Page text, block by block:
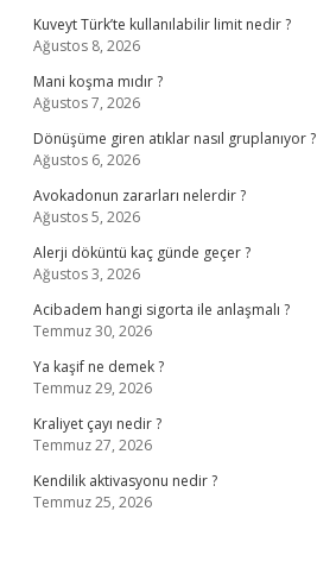
Kuveyt Türk’te kullanılabilir limit nedir ?
Ağustos 8, 2026
Mani koşma mıdır ?
Ağustos 7, 2026
Dönüşüme giren atıklar nasıl gruplanıyor ?
Ağustos 6, 2026
Avokadonun zararları nelerdir ?
Ağustos 5, 2026
Alerji döküntü kaç günde geçer ?
Ağustos 3, 2026
Acibadem hangi sigorta ile anlaşmalı ?
Temmuz 30, 2026
Ya kaşif ne demek ?
Temmuz 29, 2026
Kraliyet çayı nedir ?
Temmuz 27, 2026
Kendilik aktivasyonu nedir ?
Temmuz 25, 2026